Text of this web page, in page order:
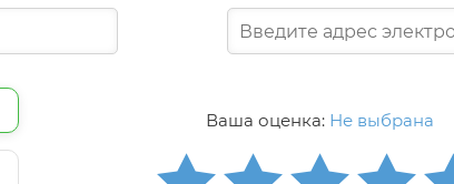
Ваша оценка: Не выбрана